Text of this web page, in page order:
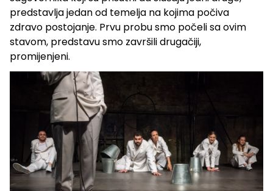
predstavlja jedan od temelja na kojima počiva
zdravo postojanje. Prvu probu smo počeli sa ovim
stavom, predstavu smo završili drugačiji,
promijenjeni.